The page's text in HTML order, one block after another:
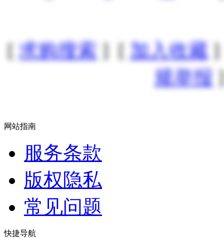
[求购搜索 ] [ 加入收藏]
规举报
网站指南
服务条款
版权隐私
常见问题
快捷导航